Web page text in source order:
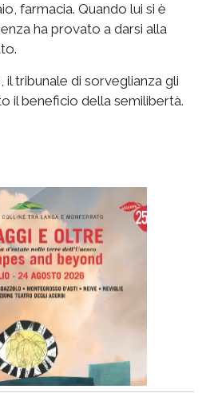
farmacia. Quando lui si è
ha provato a darsi alla
tribunale di sorveglianza gli
il beneficio della semilibertà.